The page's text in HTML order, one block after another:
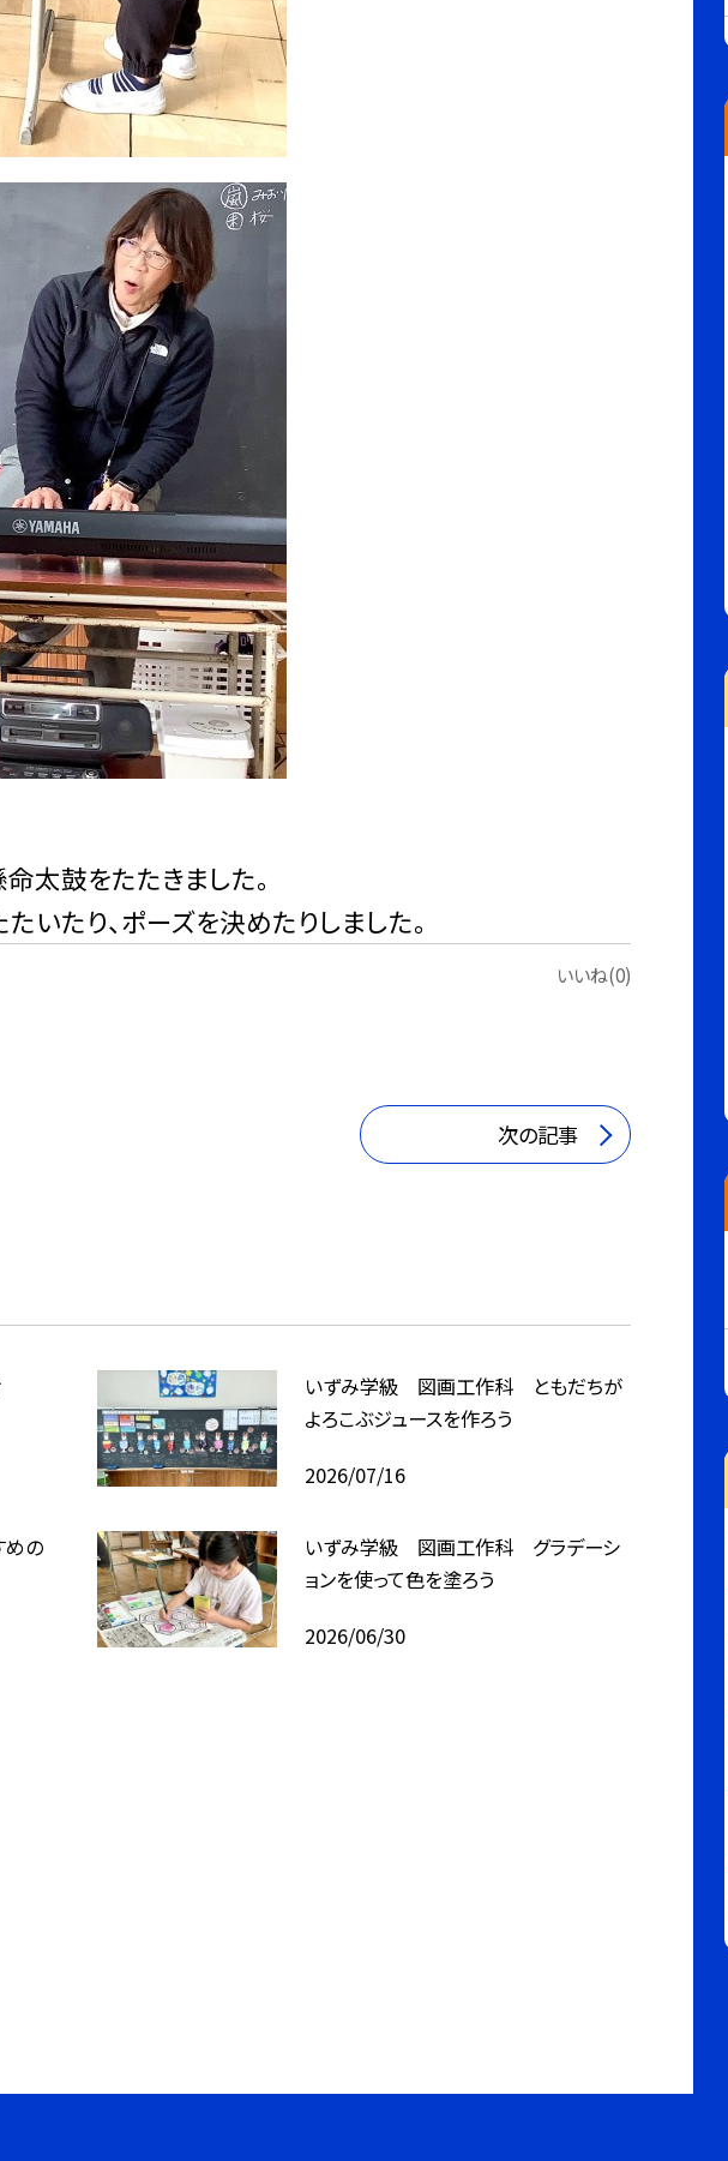
太鼓をたたきました。
いたり、ポーズを決めたりしました。
いいね(0)
次の記事
いずみ学級 図画工作科 ともだちが
よろこぶジュースを作ろう
2026/07/16
の
いずみ学級 図画工作科 グラデーシ
ョンを使って色を塗ろう
2026/06/30